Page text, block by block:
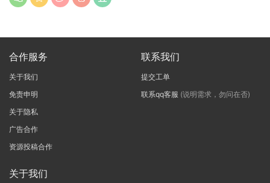
合作服务
关于我们
免责申明
关于隐私
广告合作
资源投稿合作
联系我们
提交工单
联系qq客服 (说明需求，勿问在否)
关于我们